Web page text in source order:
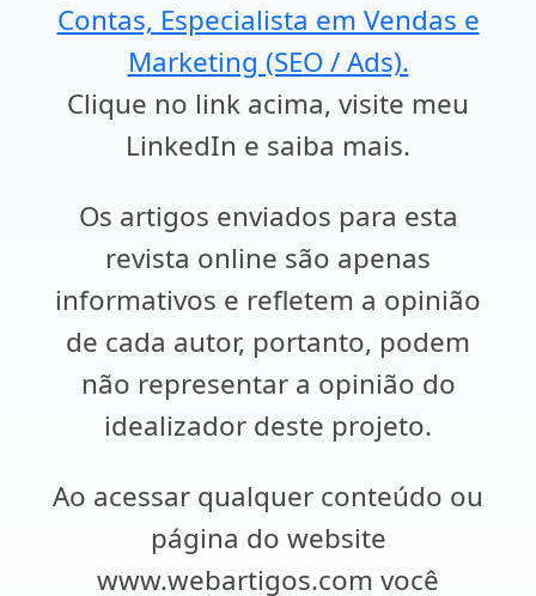
Contas, Especialista em Vendas e
Marketing (SEO / Ads).
Clique no link acima, visite meu
LinkedIn e saiba mais.
Os artigos enviados para esta
revista online são apenas
informativos e refletem a opinião
de cada autor, portanto, podem
não representar a opinião do
idealizador deste projeto.
Ao acessar qualquer conteúdo ou
página do website
www.webartigos.com você